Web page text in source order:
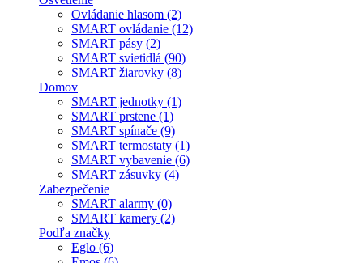
Ovládanie hlasom (2)
SMART ovládanie (12)
SMART pásy (2)
SMART svietidlá (90)
SMART žiarovky (8)
Domov
SMART jednotky (1)
SMART prstene (1)
SMART spínače (9)
SMART termostaty (1)
SMART vybavenie (6)
SMART zásuvky (4)
Zabezpečenie
SMART alarmy (0)
SMART kamery (2)
Podľa značky
Eglo (6)